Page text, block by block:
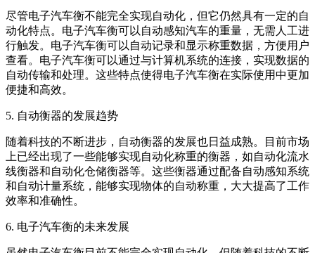
尽管电子汽车衡不能完全实现自动化，但它仍然具有一定的自
动化特点。电子汽车衡可以自动感知汽车的重量，无需人工进
行触发。电子汽车衡可以自动记录和显示称重数据，方便用户
查看。电子汽车衡可以通过与计算机系统的连接，实现数据的
自动传输和处理。这些特点使得电子汽车衡在实际使用中更加
便捷和高效。
5. 自动衡器的发展趋势
随着科技的不断进步，自动衡器的发展也日益成熟。目前市场
上已经出现了一些能够实现自动化称重的衡器，如自动化流水
线衡器和自动化仓储衡器等。这些衡器通过配备自动感知系统
和自动计量系统，能够实现物体的自动称重，大大提高了工作
效率和准确性。
6. 电子汽车衡的未来发展